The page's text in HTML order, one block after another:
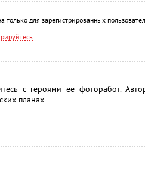
только для зарегистрированных
с героями ее фоторабот.
планах.